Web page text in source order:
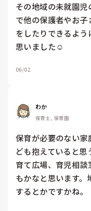
その地域の未就園
で他の保護者やお
をしたりできるよ
思いました☺️
06/02
わか
保育士, 保育園
保育が必要のない
ども抱えていると
育て広場、育児相
もかなと思います
するとかですかね。